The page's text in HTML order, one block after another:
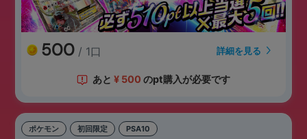
500 / 1口 詳細を見る
あと ¥ 500 のpt購入が必要です
ポケモン 初回限定 PSA10